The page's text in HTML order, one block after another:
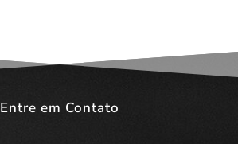
Entre em Contato